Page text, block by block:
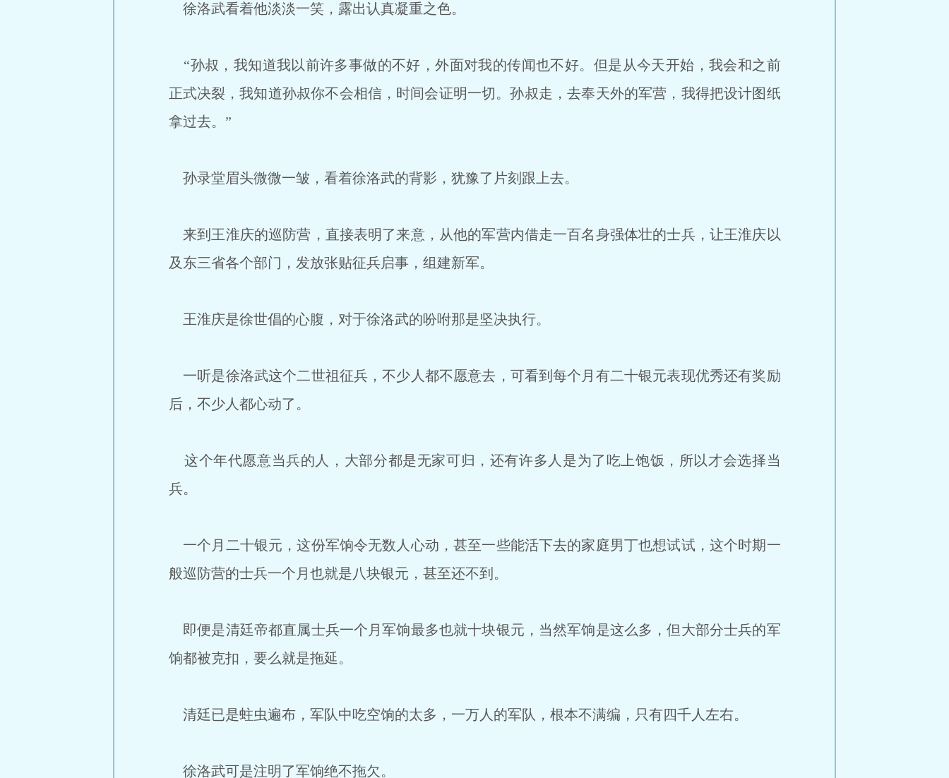
徐洛武看着他淡淡一笑，露出认真凝重之色。
“孙叔，我知道我以前许多事做的不好，外面对我的传闻也不好。但是从今天开始，我会和之前
正式决裂，我知道孙叔你不会相信，时间会证明一切。孙叔走，去奉天外的军营，我得把设计图纸
拿过去。”
孙录堂眉头微微一皱，看着徐洛武的背影，犹豫了片刻跟上去。
来到王淮庆的巡防营，直接表明了来意，从他的军营内借走一百名身强体壮的士兵，让王淮庆以
及东三省各个部门，发放张贴征兵启事，组建新军。
王淮庆是徐世倡的心腹，对于徐洛武的吩咐那是坚决执行。
一听是徐洛武这个二世祖征兵，不少人都不愿意去，可看到每个月有二十银元表现优秀还有奖励
后，不少人都心动了。
这个年代愿意当兵的人，大部分都是无家可归，还有许多人是为了吃上饱饭，所以才会选择当
兵。
一个月二十银元，这份军饷令无数人心动，甚至一些能活下去的家庭男丁也想试试，这个时期一
般巡防营的士兵一个月也就是八块银元，甚至还不到。
即便是清廷帝都直属士兵一个月军饷最多也就十块银元，当然军饷是这么多，但大部分士兵的军
饷都被克扣，要么就是拖延。
清廷已是蛀虫遍布，军队中吃空饷的太多，一万人的军队，根本不满编，只有四千人左右。
徐洛武可是注明了军饷绝不拖欠。